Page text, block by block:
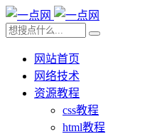
网站首页
网络技术
资源教程
css教程
html教程